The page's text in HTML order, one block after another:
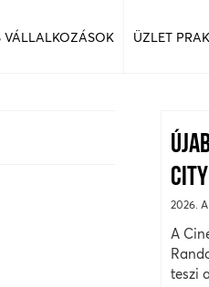
VÁLLALKOZÁSOK ÜZLET
2026.
A
teszi